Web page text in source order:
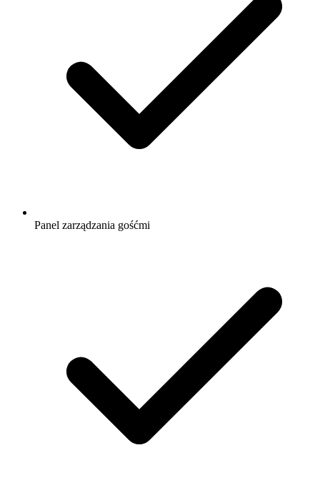
Panel zarządzania gośćmi